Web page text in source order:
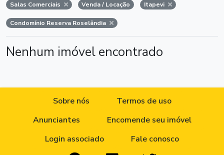
Salas Comerciais Venda / Locação Itapevi
Condomínio Reserva Roselândia
Nenhum imóvel encontrado
Sobre nós
Termos de uso
Anunciantes
Encomende seu imóvel
Login associado
Fale conosco